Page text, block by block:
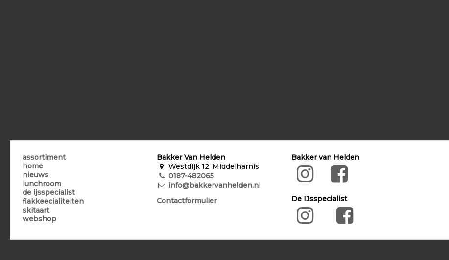
assortiment
home
nieuws
lunchroom
de ijsspecialist
flakkeecialiteiten
skitaart
webshop
Bakker Van Helden
Westdijk 12, Middelharnis
0187-482065
info@bakkervanhelden.nl
Contactformulier
Bakker van Helden
De IJsspecialist